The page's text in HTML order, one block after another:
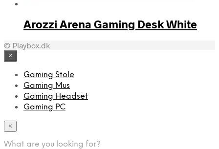
Arozzi Arena Gaming Desk White
© Playbox.dk
×
Gaming Stole
Gaming Mus
Gaming Headset
Gaming PC
×
What are you looking for?